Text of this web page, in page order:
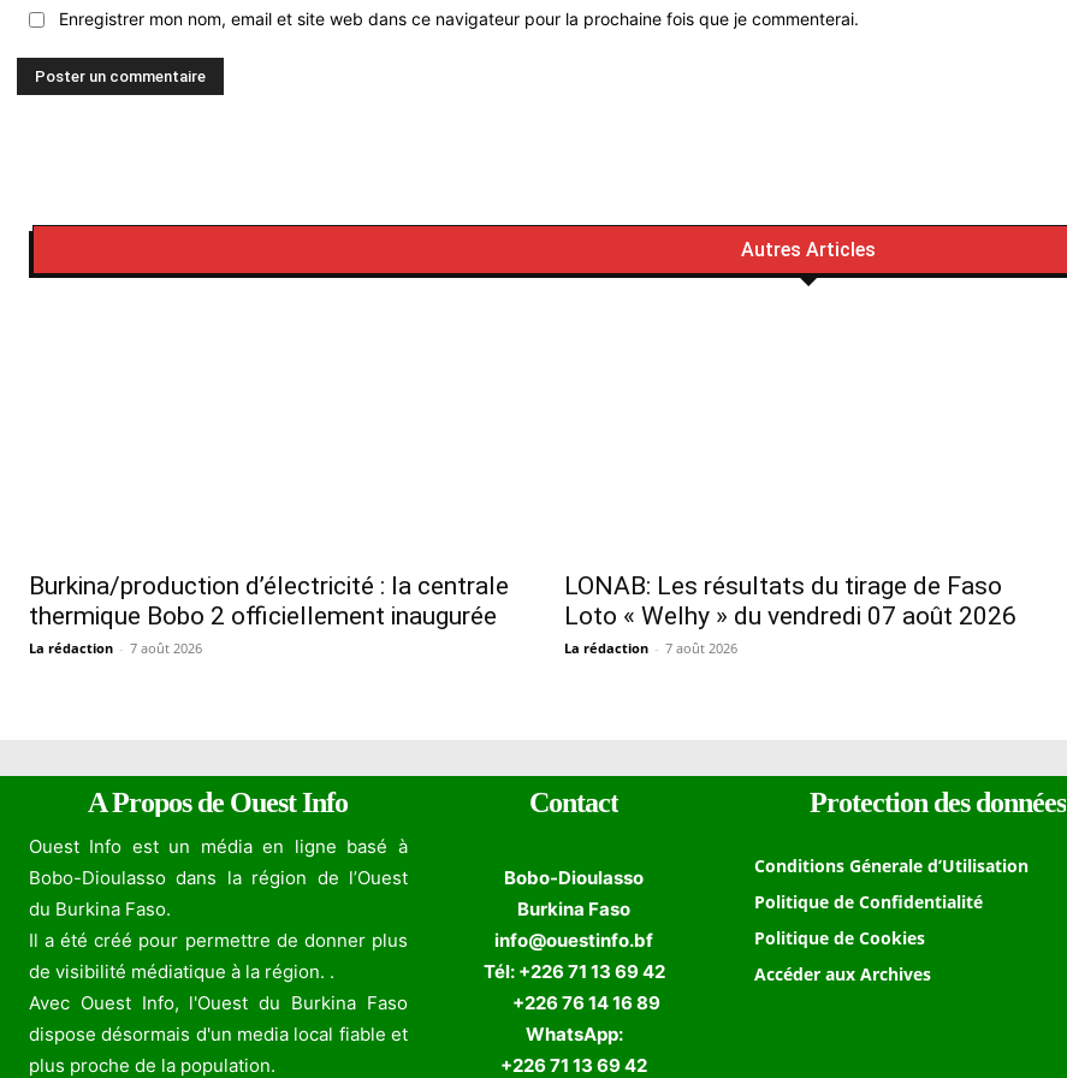
Enregistrer mon nom, email et site web dans ce navigateur pour la prochaine fois que je commenterai.
Autres Articles
Burkina/production d’électricité : la centrale
thermique Bobo 2 officiellement inaugurée
La rédaction - 7 août 2026
LONAB: Les résultats du tirage de Faso
Loto « Welhy » du vendredi 07 août 2026
La rédaction - 7 août 2026
A Propos de Ouest Info
Ouest Info est un média en ligne basé à
Bobo-Dioulasso dans la région de l’Ouest
du Burkina Faso.
Il a été créé pour permettre de donner plus
de visibilité médiatique à la région. .
Avec Ouest Info, l'Ouest du Burkina Faso
dispose désormais d'un media local fiable et
plus proche de la population.
Contact
Bobo-Dioulasso
Burkina Faso
info@ouestinfo.bf
Tél: +226 71 13 69 42
+226 76 14 16 89
WhatsApp:
+226 71 13 69 42
Protection des données
Conditions Génerale d’Utilisation
Politique de Confidentialité
Politique de Cookies
Accéder aux Archives